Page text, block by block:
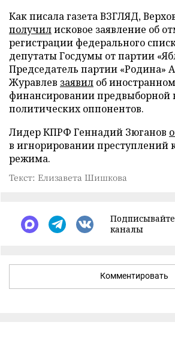
Как писала газета ВЗГЛЯД,
получилисковое заявление об
регистрации федерального
депутаты Госдумы от партии
Председатель партии «Родина»
Журавлев заявил об иностранном
финансировании предвыборной
политических оппонентов.
Лидер КПРФ Геннадий Зюганов
в игнорировании преступлений
режима.
Текст: Елизавета Шишкова
каналы
Комментировать